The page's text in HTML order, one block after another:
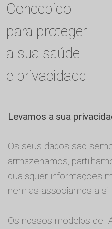
Concebido
para proteger
a sua saúde
e privacidade
Levamos a sua
Os seus dados são
armazenamos,
quaisquer informações
nem as associamos a si
Os nossos modelos de